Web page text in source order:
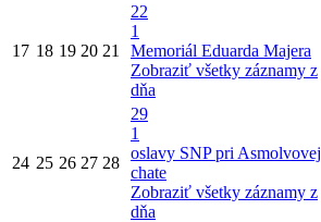
17 18 19 20 21
22
1
Memoriál Eduarda Majera
Zobraziť všetky záznamy z
dňa
24 25 26 27 28
29
1
oslavy SNP pri Asmolvovej
chate
Zobraziť všetky záznamy z
dňa